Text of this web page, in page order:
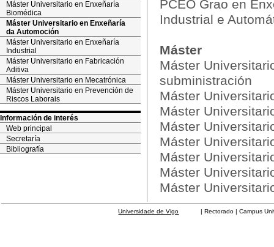
Máster Universitario en Enxeñaría
Biomédica
Máster Universitario en Enxeñaría
da Automoción
Máster Universitario en Enxeñaría
Industrial
Máster Universitario en Fabricación
Aditiva
Máster Universitario en Mecatrónica
Máster Universitario en Prevención de
Riscos Laborais
Información de interés
Web principal
Secretaría
Bibliografía
PCEO Grao en
Industrial e
Máster
Máster
subministración
Máster
Máster
Máster
Máster
Máster
Máster
Máster
Universidade de Vigo | Rectorado | Campus